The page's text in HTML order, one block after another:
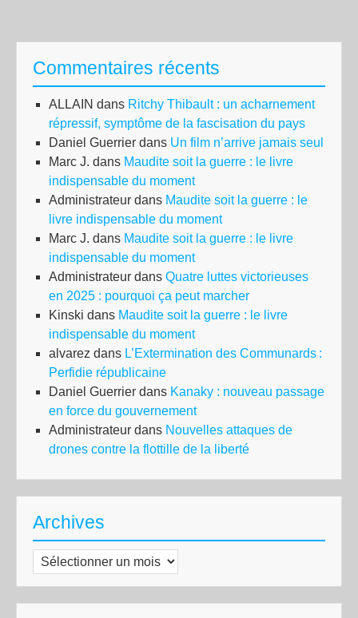
Commentaires récents
ALLAIN dans Ritchy Thibault : un acharnement
répressif, symptôme de la fascisation du pays
Daniel Guerrier dans Un film n’arrive jamais seul
Marc J. dans Maudite soit la guerre : le livre
indispensable du moment
Administrateur dans Maudite soit la guerre : le
livre indispensable du moment
Marc J. dans Maudite soit la guerre : le livre
indispensable du moment
Administrateur dans Quatre luttes victorieuses
en 2025 : pourquoi ça peut marcher
Kinski dans Maudite soit la guerre : le livre
indispensable du moment
alvarez dans L’Extermination des Communards :
Perfidie républicaine
Daniel Guerrier dans Kanaky : nouveau passage
en force du gouvernement
Administrateur dans Nouvelles attaques de
drones contre la flottille de la liberté
Archives
Archives